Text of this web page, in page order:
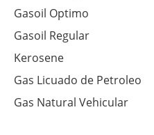
Gasoil Optimo
Gasoil Regular
Kerosene
Gas Licuado de Petroleo
Gas Natural Vehicular